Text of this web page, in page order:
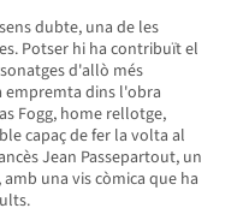
dubte, una de les
Potser hi ha contribuït el
d'allò més
empremta dins l'obra
Fogg, home rellotge,
capaç de fer la volta al
Jean Passepartout, un
una vis còmica que ha